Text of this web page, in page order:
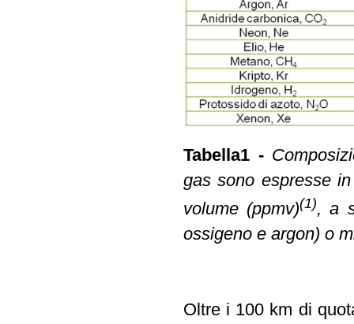
Tabella1 -
gas sono espresse
volume (ppmv)(1), a
ossigeno e argon) o
Oltre i 100 km di